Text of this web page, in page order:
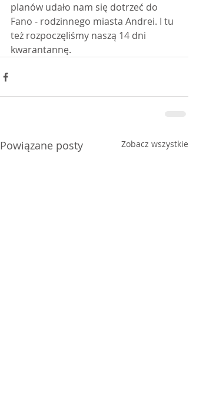
planów udało nam się dotrzeć do
Fano - rodzinnego miasta Andrei. I tu
też rozpoczęliśmy naszą 14 dni
kwarantannę.
Powiązane posty Zobacz wszystkie